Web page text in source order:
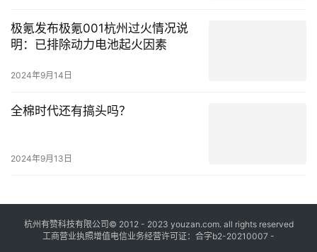
极氪发布极氪001杭州过火情况说
明：已排除动力电池起火因素
2024年9月14日
全棉时代还有搞头吗？
2024年9月13日
杭州有赞科技有限公司© 2012 - 2023 youzan.com. all rights reserved
工商营业执照增值电信业务经营许可证：合字b2-20210007 -